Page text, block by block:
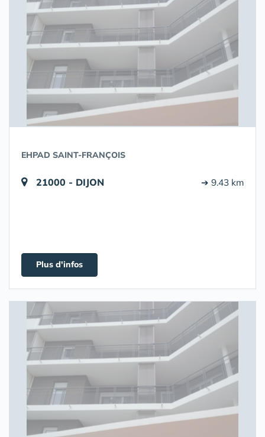
EHPAD SAINT-FRANÇOIS
21000 - DIJON ➔ 9.43 km
Plus d'infos